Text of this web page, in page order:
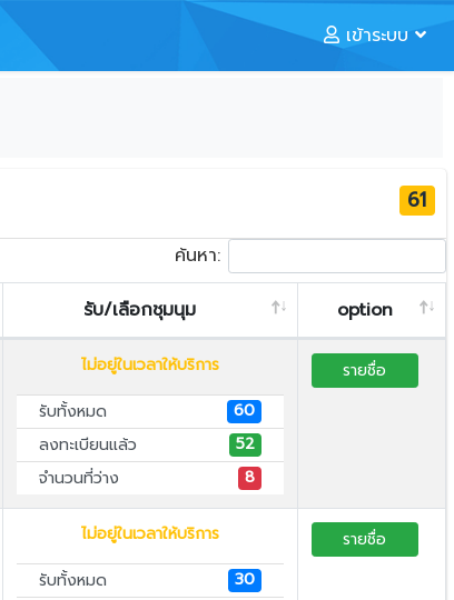
เข้าระบบ
61
ค้นหา:
รับ/เลือกชุมนุม option
ไม่อยู่ในเวลาให้บริการ
รับทั้งหมด
60
ลงทะเบียนแล้ว
52
จำนวนที่ว่าง
8
รายชื่อ
ไม่อยู่ในเวลาให้บริการ
รับทั้งหมด
30
รายชื่อ